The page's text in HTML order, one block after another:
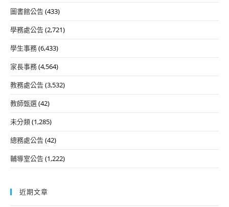
圖書館公告(433)
學務處公告(2,721)
學生事務(6,433)
家長事務(4,564)
教務處公告(3,532)
教師甄選(42)
未分類(1,285)
總務處公告(42)
輔導室公告(1,222)
近期文章